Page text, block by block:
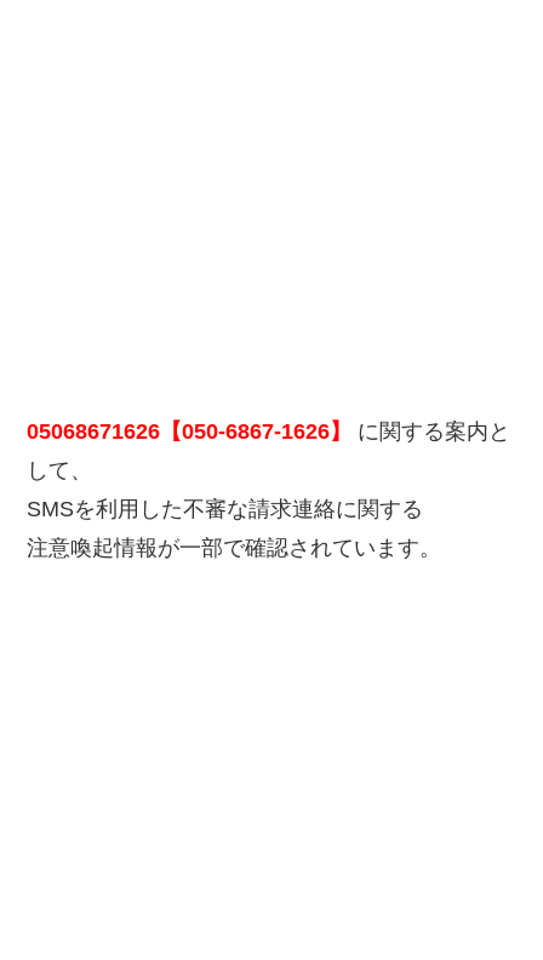
05068671626【050-6867-1626】
に関する案内と
して、
SMSを利用した不審な請求連絡に関する
注意喚起情報が一部で確認されています。